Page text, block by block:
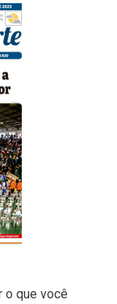
o que você